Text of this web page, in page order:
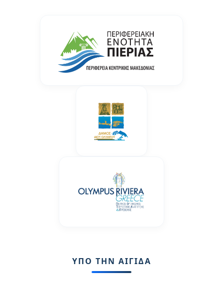
ΥΠΟ ΤΗΝ ΑΙΓΙΔΑ